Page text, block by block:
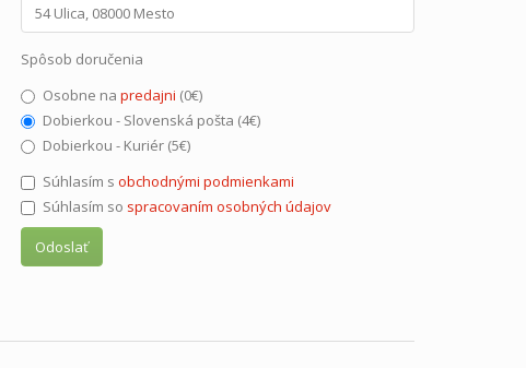
Spôsob doručenia
Osobne na predajni (0€)
Dobierkou - Slovenská pošta (4€)
Dobierkou - Kuriér (5€)
Súhlasím s obchodnými podmienkami
Súhlasím so spracovaním osobných údajov
Odoslať